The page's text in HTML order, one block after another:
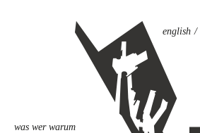
english
was wer warum